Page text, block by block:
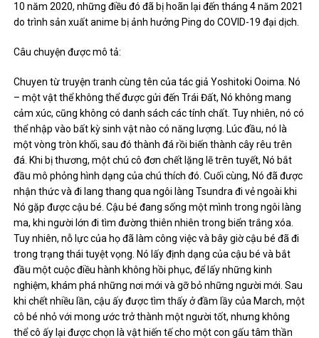
10 năm 2020, những điều đó đã bị hoãn lại đến tháng 4 năm 2021
do trình sản xuất anime bị ảnh hưởng Ping do COVID-19 đại dịch.
Câu chuyện được mô tả:
Chuyen từ truyện tranh cùng tên của tác giả Yoshitoki Ooima. Nó
– một vật thể không thể được gửi đến Trái Đất, Nó không mang
cảm xúc, cũng không có danh sách các tính chất. Tuy nhiên, nó có
thể nhập vào bất kỳ sinh vật nào có năng lượng. Lúc đầu, nó là
một vòng tròn khối, sau đó thành đá rồi biến thành cây rêu trên
đá. Khi bị thương, một chú cô đơn chết lặng lẽ trên tuyết, Nó bắt
đầu mô phỏng hình dạng của chú thích đó. Cuối cùng, Nó đã được
nhận thức và đi lang thang qua ngôi làng Tsundra đi vẻ ngoài khi
Nó gặp được cậu bé. Cậu bé đang sống một mình trong ngôi làng
ma, khi người lớn đi tìm đường thiên nhiên trong biển trắng xóa.
Tuy nhiên, nỗ lực của họ đã làm công việc và bây giờ cậu bé đã đi
trong trạng thái tuyệt vọng. Nó lấy định dạng của cậu bé và bắt
đầu một cuộc điều hành không hồi phục, để lấy những kinh
nghiệm, khám phá những nơi mới và gỡ bỏ những người mới. Sau
khi chết nhiều lần, cậu ấy được tìm thấy ở đầm lầy của March, một
cô bé nhỏ với mong ước trở thành một người tốt, nhưng không
thể cô ấy lại được chọn là vật hiến tế cho một con gấu tâm thần